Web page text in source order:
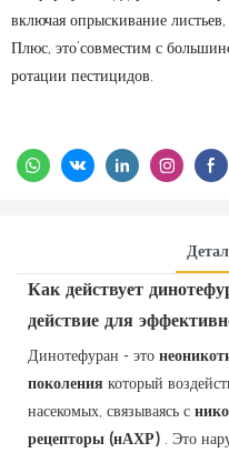
включая опрыскивание
Плюс, это’совместим с
ротации пестицидов.
Как действует
действие для
Динотефуран - это
поколения который
насекомых, связываясь с
рецепторы (нАХР) . Это